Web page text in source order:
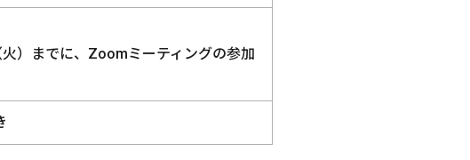
）までに、Zoomミーティングの参加